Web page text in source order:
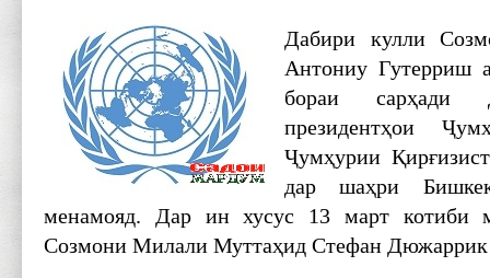
Дабири кулли
Антониу Гутерриш
бораи сарҳади
президентҳои
Ҷумҳурии
дар шаҳри
менамояд. Дар ин хусус 13 март котиби
Созмони Милали Муттаҳид Стефан Дюжаррик